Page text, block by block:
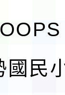
國民